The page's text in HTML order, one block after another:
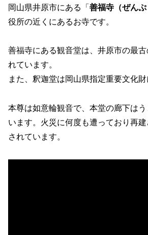
岡山県井原市にある「 善福寺（ぜんぷ
役所の近くにあるお寺です。
善福寺にある観音堂は、井原市の最
れています。
また、釈迦堂は岡山県指定重要文化財
本尊は如意輪観音で、本堂の廊下は
います。火災に何度も遭っており再
されています。